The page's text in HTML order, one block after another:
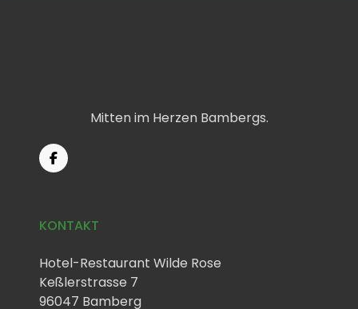
Mitten im Herzen Bambergs.
KONTAKT
Hotel-Restaurant Wilde Rose
Keßlerstrasse 7
96047 Bamberg